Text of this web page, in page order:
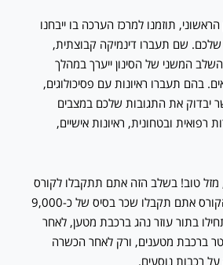
תוזמנו למרכז הערכה בו ייבחנו
שלכם. שם תעברו דינמיקה קבוצתית,
השלב המשני של הסינון ייערך במהלך
בהם תעברו ראיונות עם פסיכולוגים,
יבדוק את התגובות שלכם במצבים
רפואית ובטחונית, ראיונות אישיים,
טוב! בשלב הזה אתם תתקבלו לקורס
האורך שנה. במהלך הקורס אתם תקבלו שכר בסיס של כ-9,000
בתור עוזר נהג ברכבת מטען, לאחר
ברכבת מטענים, ורק לאחר הכשרה
רכבות נוסעים.